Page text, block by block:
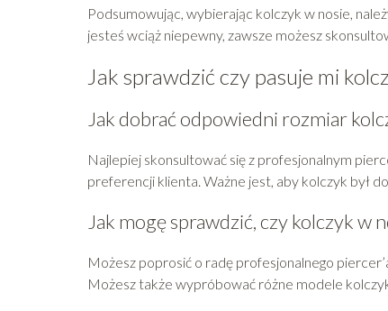
Podsumowując, wybierając kolczyk w nosie,
jesteś wciąż niepewny, zawsze możesz
Jak sprawdzić czy pasuje mi
Jak dobrać odpowiedni rozmiar
Najlepiej skonsultować się z profesjonalnym
preferencji klienta. Ważne jest, aby kolczyk był
Jak mogę sprawdzić, czy kolczyk w
Możesz poprosić o radę profesjonalnego
Możesz także wypróbować różne modele